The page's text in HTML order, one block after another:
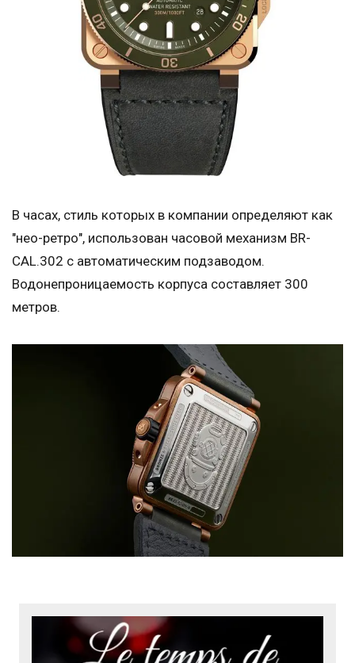
В часах, стиль которых в компании определяют как
"нео-ретро", использован часовой механизм BR-
CAL.302 с автоматическим подзаводом.
Водонепроницаемость корпуса составляет 300
метров.